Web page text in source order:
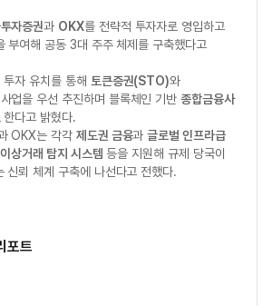
자증권과 OKX를 전략적 투자자로 영입하고
부여해 공동 3대 주주 체제를 구축했다고
자 유치를 통해 토큰증권(STO)와
사업을 우선 추진하며 블록체인 기반종합금융사
한다고 밝혔다.
OKX는 각각 제도권 금융과글로벌 인프라급
상거래 탐지 시스템 등을 지원해 규제 당국이
신뢰 체계 구축에 나선다고 전했다.
포트